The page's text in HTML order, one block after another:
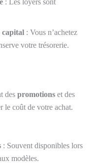
: Les loyers sont
capital : Vous n’achetez
votre trésorerie.
des promotions et des
le coût de votre achat.
: Souvent disponibles lors
modèles.